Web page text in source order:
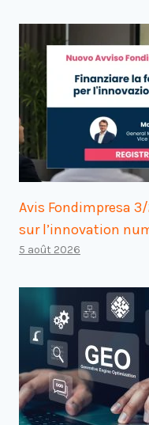
Avis Fondimpresa
sur l’innovation
5 août 2026